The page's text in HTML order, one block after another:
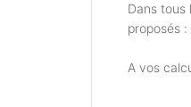
Dans tous
proposés
A vos